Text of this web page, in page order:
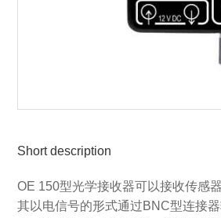
Short description
OE 150型光学接收器可以接收传感
其以电信号的形式通过BNC型连接